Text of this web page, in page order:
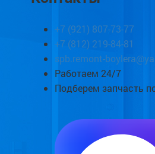
+7 (921) 807-73-77
+7 (812) 219-84-81
spb.remont-
Работаем 24/7
Подберем запчасть